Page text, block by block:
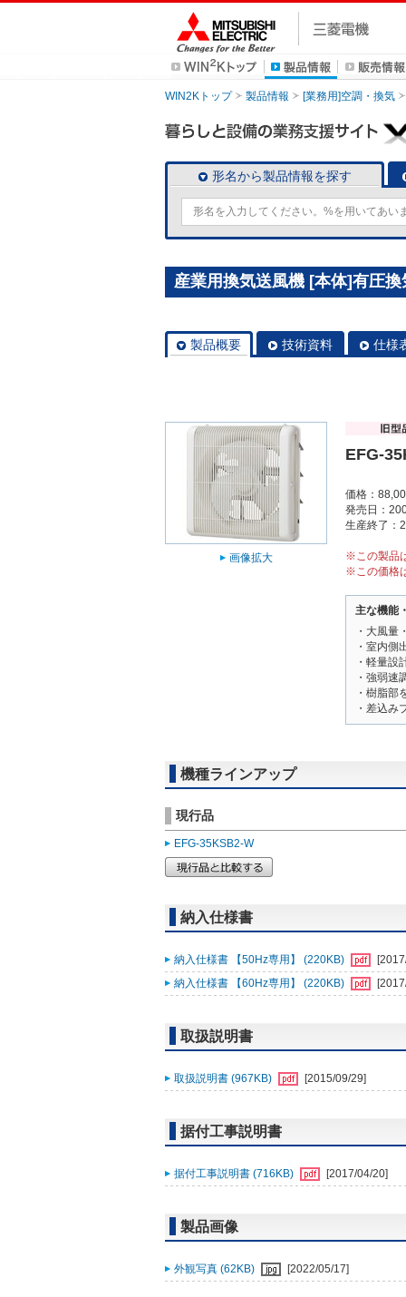
WIN2Kトップ 製品情報 [業務用]空調・換気
形名から製品情報を探す
産業用換気送風機 [本体]有圧
製品概要 技術資料 仕様
画像拡大
EFG-
価格：
発売日：
生産終了：
※この製品
※この価格
主な機能
・大風量
・室内側
・軽量設
・強弱速
・樹脂部
・差込み
機種ラインアップ
現行品
EFG-35KSB2-W
納入仕様書
納入仕様書 【50Hz専用】 (220KB)
納入仕様書 【60Hz専用】 (220KB)
取扱説明書
取扱説明書 (967KB) [2015/09/29]
据付工事説明書
据付工事説明書 (716KB) [2017/04/20]
製品画像
外観写真 (62KB) [2022/05/17]